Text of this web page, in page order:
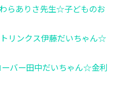
わらありさ先生☆子どものお
トリンクス伊藤だいちゃん☆
ーバー田中だいちゃん☆金利